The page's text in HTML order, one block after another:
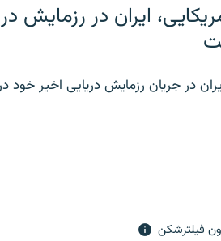
ایران در
در جریان رزمایش دریایی اخیر
فیلترشکن